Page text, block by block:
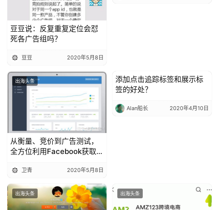
豆豆说：反复重复定位会怼
死各广告组吗？
豆豆 2020年5月8日
出海头条
从衡量、竞价到广告测试，
全方位利用Facebook获取高
卫青 2020年5月8日
出海头条
添加点击追踪标签和展示标
签的好处？
Alan船长 2020年4月10日
出海头条 出海头条